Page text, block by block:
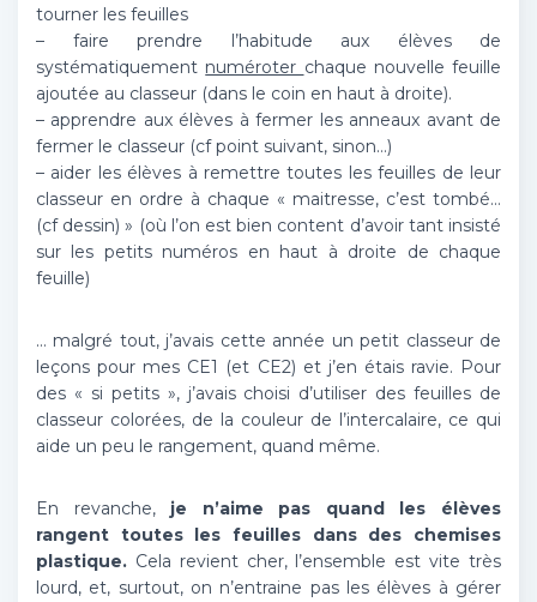
tourner les feuilles
– faire prendre l’habitude aux élèves de
systématiquement numéroter chaque nouvelle feuille
ajoutée au classeur (dans le coin en haut à droite).
– apprendre aux élèves à fermer les anneaux avant de
fermer le classeur (cf point suivant, sinon…)
– aider les élèves à remettre toutes les feuilles de leur
classeur en ordre à chaque « maitresse, c’est tombé…
(cf dessin) » (où l’on est bien content d’avoir tant insisté
sur les petits numéros en haut à droite de chaque
feuille)
… malgré tout, j’avais cette année un petit classeur de
leçons pour mes CE1 (et CE2) et j’en étais ravie. Pour
des « si petits », j’avais choisi d’utiliser des feuilles de
classeur colorées, de la couleur de l’intercalaire, ce qui
aide un peu le rangement, quand même.
En revanche, je n’aime pas quand les élèves
rangent toutes les feuilles dans des chemises
plastique. Cela revient cher, l’ensemble est vite très
lourd, et, surtout, on n’entraine pas les élèves à gérer